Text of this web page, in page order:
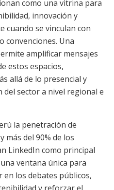
como una vitrina para
innovación y
cuando se vinculan con
convenciones. Una
amplificar mensajes
estos espacios,
allá de lo presencial y
sector a nivel regional e
la penetración de
más del 90% de los
LinkedIn como principal
ventana única para
en los debates públicos,